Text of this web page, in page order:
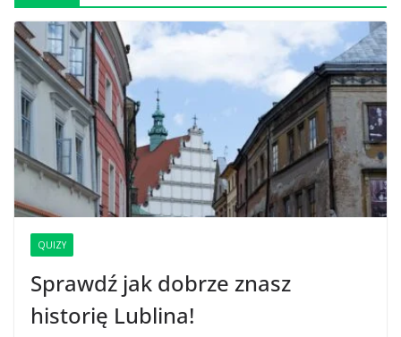
QUIZY
Sprawdź jak dobrze znasz
historię Lublina!